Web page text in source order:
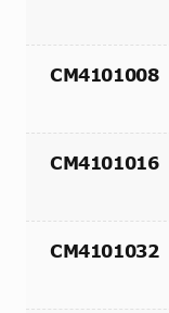
CM4101008
CM4101016
CM4101032